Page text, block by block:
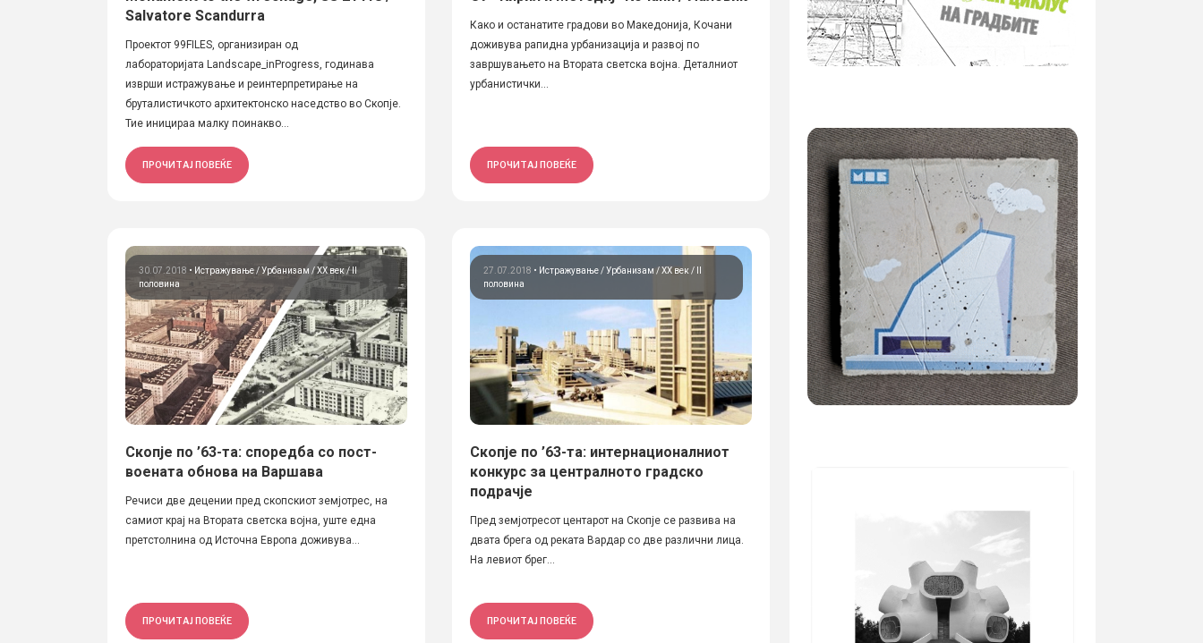
Salvatore Scandurra
Проектот 99FILES, организиран од
лабораторијата Landscape_inProgress, годинава
изврши истражување и реинтерпретирање на
бруталистичкото архитектонско наседство во Скопје.
Тие иницираа малку поинакво...
ПРОЧИТАЈ ПОВЕЌЕ
Како и останатите градови во Македонија, Кочани
доживува рапидна урбанизација и развој по
завршувањето на Втората светска војна. Деталниот
урбанистички...
ПРОЧИТАЈ ПОВЕЌЕ
30.07.2018 • Истражување Урбанизам
ХХ век / II
половина
Скопје по ’63-та: споредба со пост-
воената обнова на Варшава
Речиси две децении пред скопскиот земјотрес, на
самиот крај на Втората светска војна, уште една
претстолнина од Источна Европа доживува...
ПРОЧИТАЈ ПОВЕЌЕ
27.07.2018 • Истражување Урбанизам
ХХ век / II
половина
Скопје по ’63-та: интернационалниот
конкурс за централното градско
подрачје
Пред земјотресот центарот на Скопје се развива на
двата брега од реката Вардар со две различни лица.
На левиот брег...
ПРОЧИТАЈ ПОВЕЌЕ